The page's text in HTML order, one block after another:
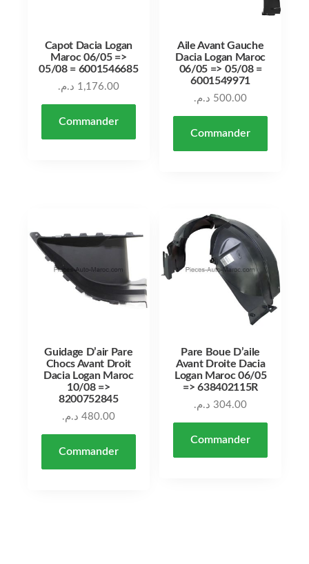
Capot Dacia Logan
Maroc 06/05 =>
05/08 = 6001546685
1,176.00 د.م.
Commander
Aile Avant Gauche
Dacia Logan Maroc
06/05 => 05/08 =
6001549971
500.00 د.م.
Commander
Guidage D’air Pare
Chocs Avant Droit
Dacia Logan Maroc
10/08 =>
8200752845
480.00 د.م.
Commander
Pare Boue D’aile
Avant Droite Dacia
Logan Maroc 06/05
=> 638402115R
304.00 د.م.
Commander